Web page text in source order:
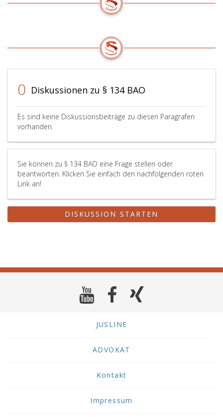
0 Diskussionen zu § 134 BAO
Es sind keine Diskussionsbeiträge zu diesen Paragrafen
vorhanden.
Sie können zu § 134 BAO eine Frage stellen oder
beantworten. Klicken Sie einfach den nachfolgenden roten
Link an!
DISKUSSION STARTEN
JUSLINE
ADVOKAT
Kontakt
Impressum